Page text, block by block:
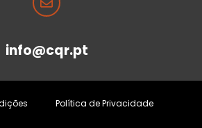
info@cqr.pt
Política de Privacidade